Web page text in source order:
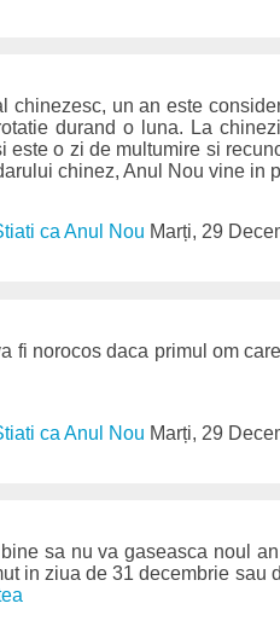
chinezesc, un an este
durand o luna. La
este o zi de multumire si
chinez, Anul Nou vine in
ca Anul Nou Marți, 29
fi norocos daca primul om
ca Anul Nou Marți, 29
sa nu va gaseasca noul
in ziua de 31 decembrie sau